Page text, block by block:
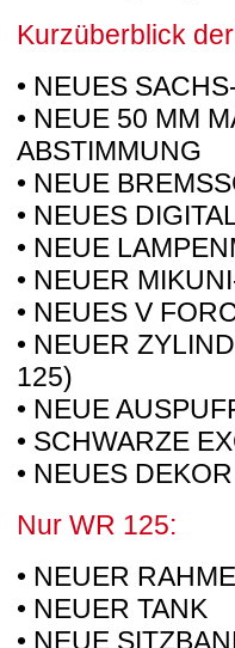
Kurzüberblick
• NEUES
• NEUE 50 MM
ABSTIMMUNG
• NEUE
• NEUES
• NEUE
• NEUER
• NEUES V
• NEUER
125)
• NEUE
• SCHWARZE
• NEUES DEKOR
Nur WR 125:
• NEUER
• NEUER TANK
• NEUE